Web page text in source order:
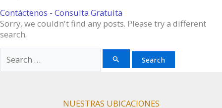
Contáctenos - Consulta Gratuita
Sorry, we couldn't find any posts. Please try a different
search.
for:
NUESTRAS UBICACIONES